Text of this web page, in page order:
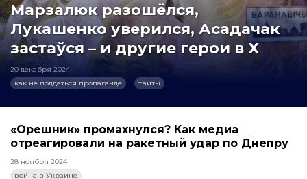
Марзалюк разошёлся,
Лукашенко уверился, Асадачак
застаўся – и другие герои в X
20 декабря 2024
как не поддаться пропаганде
твиты
«Орешник» промахнулся? Как медиа
отреагировали на ракетный удар по Днепру
28 ноября 2024
война в Украине